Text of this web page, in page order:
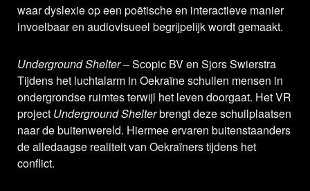
waar dyslexie op een poëtische en interactieve manier
invoelbaar en audiovisueel begrijpelijk wordt gemaakt.
Underground Shelter– Scopic BV en Sjors Swierstra
Tijdens het luchtalarm in Oekraïne schuilen mensen in
ondergrondse ruimtes terwijl het leven doorgaat. Het VR
project Underground Shelterbrengt deze schuilplaatsen
naar de buitenwereld. Hiermee ervaren buitenstaanders
de alledaagse realiteit van Oekraïners tijdens het
conflict.